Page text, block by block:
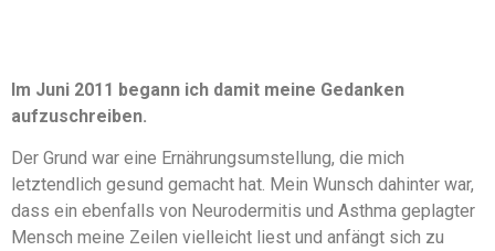
Im Juni 2011 begann ich damit meine Gedanken
aufzuschreiben.
Der Grund war eine Ernährungsumstellung, die mich
letztendlich gesund gemacht hat. Mein Wunsch dahinter war,
dass ein ebenfalls von Neurodermitis und Asthma geplagter
Mensch meine Zeilen vielleicht liest und anfängt sich zu